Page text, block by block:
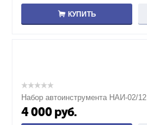
КУПИТЬ
Набор автоинструмента НАИ-02/12
4 000 руб.